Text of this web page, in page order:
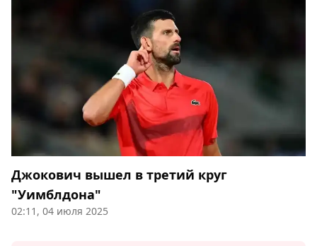
Джокович вышел в третий круг
"Уимблдона"
02:11, 04 июля 2025